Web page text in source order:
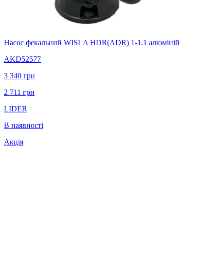
Насос фекальний WISLA HDR(ADR) 1-1.1 алюміній
AKD52577
3 340 грн
2 711 грн
LIDER
В наявності
Акція